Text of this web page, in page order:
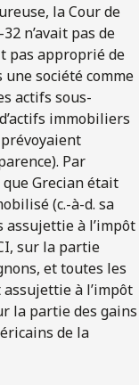
la Cour de
n’avait pas de
pas approprié de
société comme
actifs sous-
immobiliers
Par
Grecian était
(c.-à-d. sa
assujettie à l’impôt
sur la partie
et toutes les
à l’impôt
la partie des gains
de la